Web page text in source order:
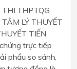
THI THPTQG
TÂM LÝ THUYẾT
TIẾN
trực tiếp
phẩu so sánh,